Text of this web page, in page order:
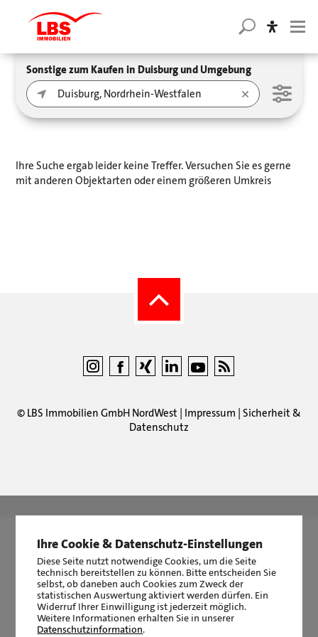
Sonstige zum Kaufen in Duisburg und Umgebung
Ihre Suche ergab leider keine Treffer. Versuchen Sie es gerne
mit anderen Objektarten oder einem größeren Umkreis
© LBS Immobilien GmbH NordWest | Impressum | Sicherheit &
Datenschutz
|2511Bewertungen auf ProvenExpert.com
Ihre Cookie & Datenschutz-Einstellungen
Diese Seite nutzt notwendige Cookies, um die Seite
technisch bereitstellen zu können. Bitte entscheiden Sie
selbst, ob daneben auch Cookies zum Zweck der
statistischen Auswertung aktiviert werden dürfen. Ein
Widerruf Ihrer Einwilligung ist jederzeit möglich.
Weitere Informationen erhalten Sie in unserer
Datenschutzinformation.